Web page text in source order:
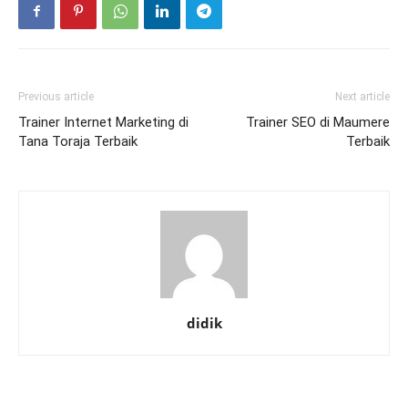
Previous article
Trainer Internet Marketing di
Tana Toraja Terbaik
Next article
Trainer SEO di Maumere
Terbaik
didik